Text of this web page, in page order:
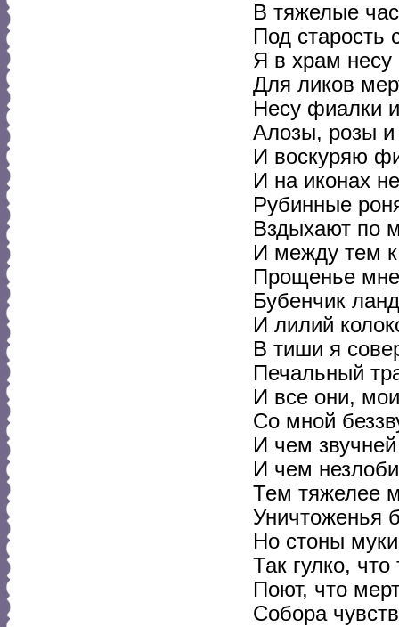
В тяжелые
Под
Я в храм несу
Для ликов
Несу фиалки
Алозы, розы
И воскуряю
И на иконах
Рубинные
Вздыхают по
И между тем
Прощенье
Бубенчик
И лилий
В тиши я
Печальный
И все они,
Со мной
И чем
И чем
Тем тяжелее
Уничтоженья
Но стоны
Так гулко,
Поют, что
Собора